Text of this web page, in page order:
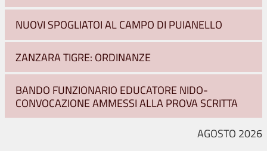
NUOVI SPOGLIATOI AL CAMPO DI PUIANELLO
ZANZARA TIGRE: ORDINANZE
BANDO FUNZIONARIO EDUCATORE NIDO-
CONVOCAZIONE AMMESSI ALLA PROVA SCRITTA
AGOSTO 2026